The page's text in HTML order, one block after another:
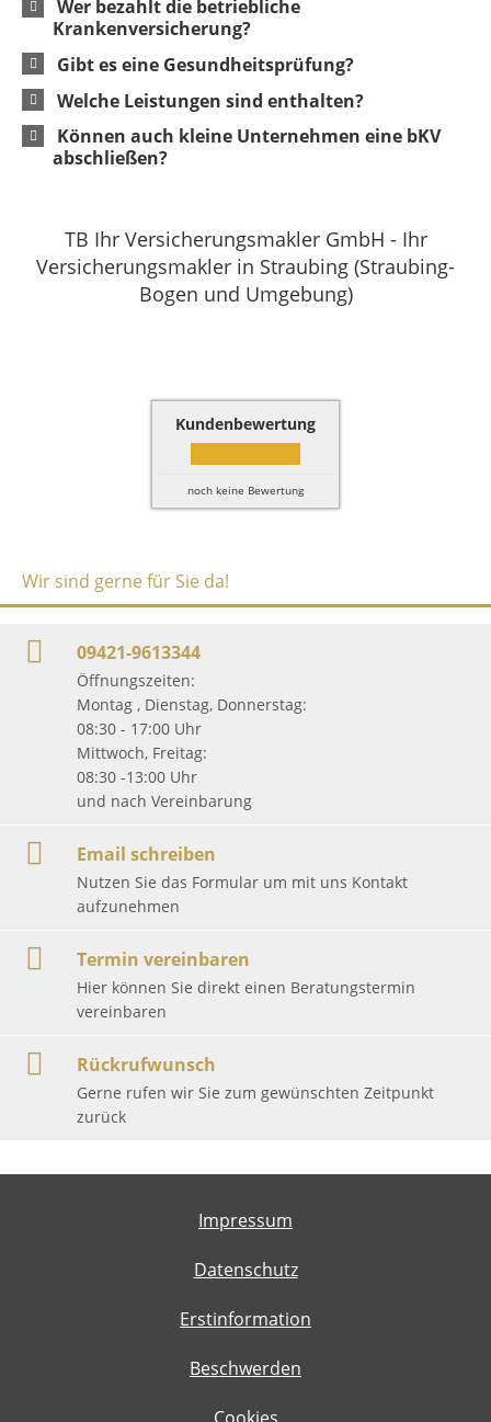
Wer bezahlt die betriebliche
Krankenversicherung?
Gibt es eine Gesundheitsprüfung?
Welche Leistungen sind enthalten?
Können auch kleine Unternehmen eine bKV
abschließen?
TB Ihr Versicherungsmakler GmbH - Ihr
Versicherungsmakler in Straubing (Straubing-
Bogen und Umgebung)
Kundenbewertung
noch keine Bewertung
Wir sind gerne für Sie da!
09421-9613344
Öffnungszeiten:
Montag , Dienstag, Donnerstag:
08:30 - 17:00 Uhr
Mittwoch, Freitag:
08:30 -13:00 Uhr
und nach Vereinbarung
Email schreiben
Nutzen Sie das Formular um mit uns Kontakt
aufzunehmen
Termin vereinbaren
Hier können Sie direkt einen Beratungstermin
vereinbaren
Rückrufwunsch
Gerne rufen wir Sie zum gewünschten Zeitpunkt
zurück
Impressum
Datenschutz
Erstinformation
Beschwerden